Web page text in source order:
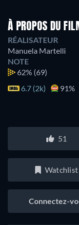
À PROPOS DU
RÉALISATEUR
Manuela Martelli
NOTE
62% (69)
6.7 (2k)
91%
51
Watchlist
Connectez-